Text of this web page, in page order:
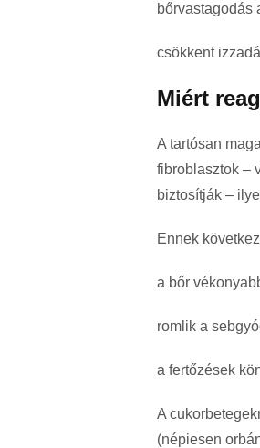
bőrvastagodás
csökkent
Miért
A tartósan
fibroblasztok –
biztosítják –
Ennek
a bőr
romlik a
a fertőzések
A
(népiesen